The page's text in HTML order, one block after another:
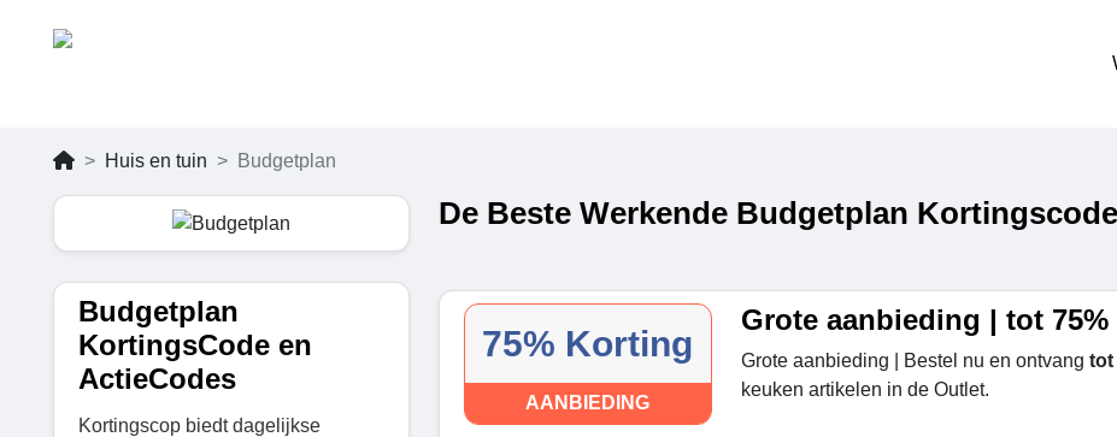
Huis en tuin Budgetplan
Budgetplan
KortingsCode en
ActieCodes
Kortingscop biedt dagelijkse
De Beste Werkende Budgetplan
75% Korting
AANBIEDING
Grote aanbieding | tot
Grote aanbieding | Bestel nu en ontvang tot
keuken artikelen in de Outlet.